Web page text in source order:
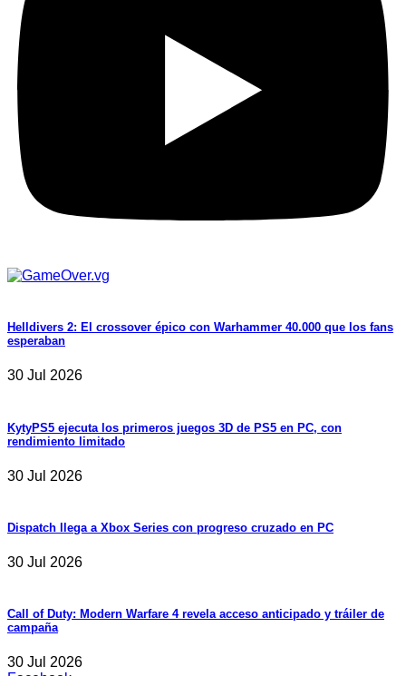
Helldivers 2: El crossover épico con Warhammer 40.000 que los fans
esperaban
30 Jul 2026
KytyPS5 ejecuta los primeros juegos 3D de PS5 en PC, con
rendimiento limitado
30 Jul 2026
Dispatch llega a Xbox Series con progreso cruzado en PC
30 Jul 2026
Call of Duty: Modern Warfare 4 revela acceso anticipado y tráiler de
campaña
30 Jul 2026